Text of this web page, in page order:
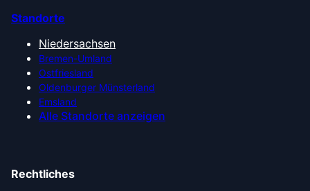
Standorte
Niedersachsen
Bremen-Umland
Ostfriesland
Oldenburger Münsterland
Emsland
Alle Standorte anzeigen
Rechtliches